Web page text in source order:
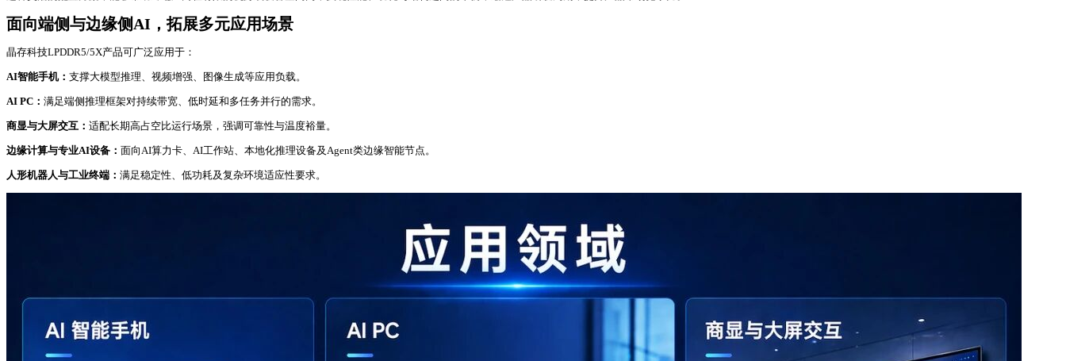
面向端侧与边缘侧AI，拓展多元应用场景
晶存科技LPDDR5/5X产品可广泛应用于：
AI智能手机： 支撑大模型推理、视频增强、图像生成等应用负载。
AI PC： 满足端侧推理框架对持续带宽、低时延和多任务并行的需求。
商显与大屏交互： 适配长期高占空比运行场景，强调可靠性与温度裕量。
边缘计算与专业AI设备： 面向AI算力卡、AI工作站、本地化推理设备及Agent类边缘智能节点。
人形机器人与工业终端： 满足稳定性、低功耗及复杂环境适应性要求。